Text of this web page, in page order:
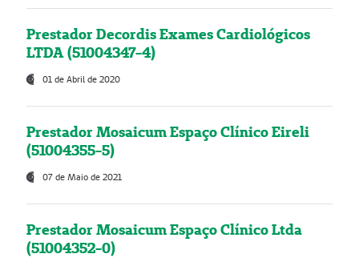
Prestador Decordis Exames Cardiológicos
LTDA (51004347-4)
01 de Abril de 2020
Prestador Mosaicum Espaço Clínico Eireli
(51004355-5)
07 de Maio de 2021
Prestador Mosaicum Espaço Clínico Ltda
(51004352-0)